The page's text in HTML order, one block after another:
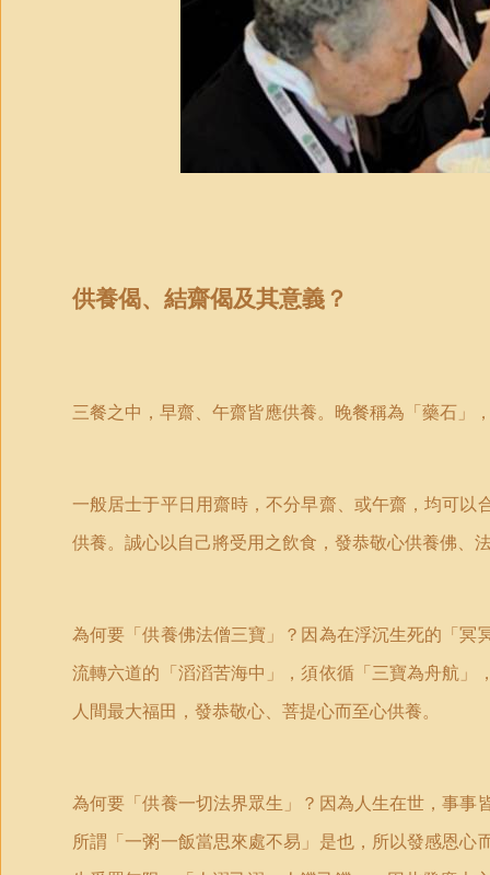
供養偈、結齋偈及其意義？
三餐之中，早齋、午齋皆應供養。晚餐稱為「藥石」
一般居士于平日用齋時，不分早齋、或午齋，均可
供養。誠心以自己將受用之飲食，發恭敬心供養佛、
為何要「供養佛法僧三寶」？因為在浮沉生死的「
流轉六道的「滔滔苦海中」，須依循「三寶為舟航
人間最大福田，發恭敬心、菩­提心而至心供養。
為何要「供養一切法界眾生」？因為人生在世，事
所謂「一粥一飯當思來處不易」是也，所以發感恩